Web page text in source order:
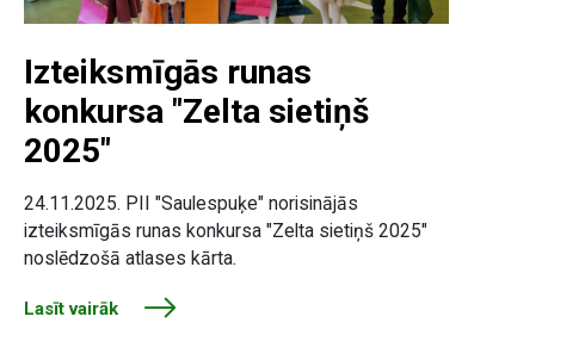
Izteiksmīgās runas
konkursa "Zelta sietiņš
2025"
24.11.2025. PII "Saulespuķe" norisinājās
izteiksmīgās runas konkursa "Zelta sietiņš 2025"
noslēdzošā atlases kārta.
Lasīt vairāk